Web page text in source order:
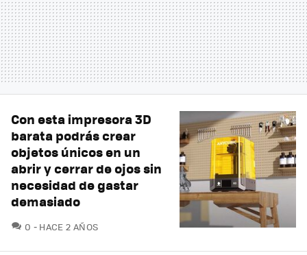
Con esta impresora 3D
barata podrás crear
objetos únicos en un
abrir y cerrar de ojos sin
necesidad de gastar
demasiado
0 COMENTARIOS
HACE 2 AÑOS